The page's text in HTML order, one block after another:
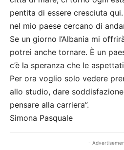
pentita di essere cresciuta
nel mio paese cercano di
Se un giorno l’Albania mi
potrei anche tornare. È un
c’è la speranza che le
Per ora voglio solo vedere
allo studio, dare
pensare alla carriera”.
Simona Pasquale
-